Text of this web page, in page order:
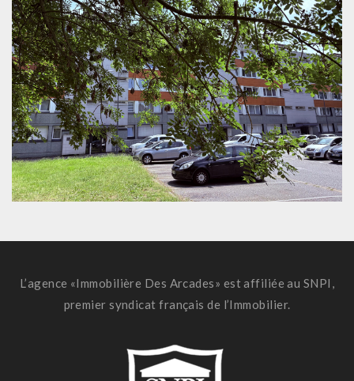
L’agence «Immobilière Des Arcades» est affiliée au SNPI,
premier syndicat français de l’Immobilier.